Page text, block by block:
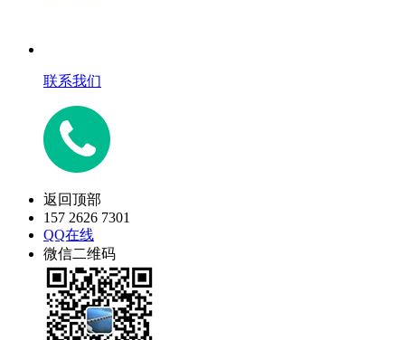
联系我们
返回顶部
157 2626 7301
QQ在线
微信二维码